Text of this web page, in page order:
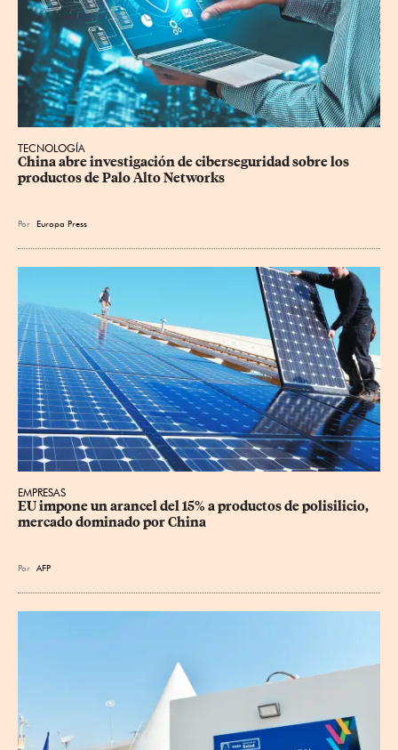
TECNOLOGÍA
China abre investigación de ciberseguridad sobre los
productos de Palo Alto Networks
Por Europa Press
EMPRESAS
EU impone un arancel del 15% a productos de polisilicio,
mercado dominado por China
Por AFP